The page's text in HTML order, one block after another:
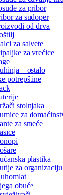
za pribor
za sudoper
od drva
za salvete
za vrećice
– ostalo
potrepštine
stolnjaka
za
za smeće
plastika
za organizaciju
obuće